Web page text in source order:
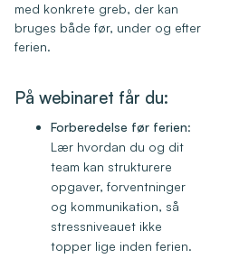
med konkrete greb, der kan
bruges både før, under og efter
ferien.
På webinaret får du:
Forberedelse før ferien:
Lær hvordan du og dit
team kan strukturere
opgaver, forventninger
og kommunikation, så
stressniveauet ikke
topper lige inden ferien.